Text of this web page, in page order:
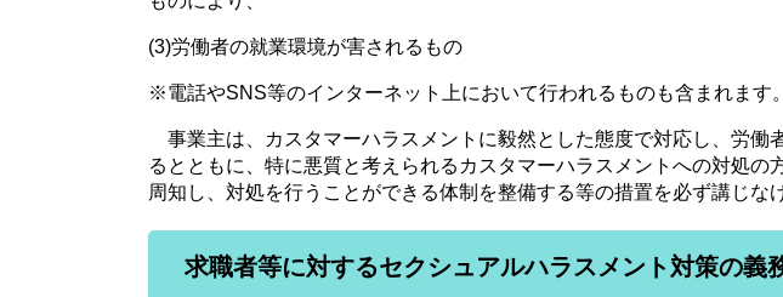
(3)労働者の就業環境が害されるもの
※電話やSNS等のインターネット上において行われるものも含まれます。
事業主は、カスタマーハラスメントに毅然とした態度で対応し、労働
るとともに、特に悪質と考えられるカスタマーハラスメントへの対処の
周知し、対処を行うことができる体制を整備する等の措置を必ず講じな
求職者等に対するセクシュアルハラスメント対策の義